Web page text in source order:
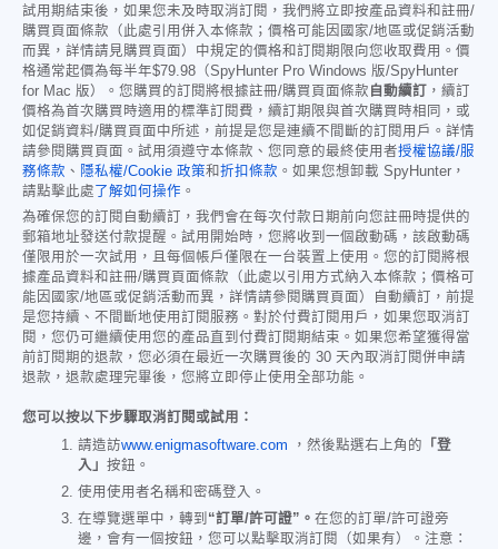
試用期結束後，如果您未及時取消訂閱，我們將立即按產品資料和註冊/
購買頁面條款（此處引用併入本條款；價格可能因國家/地區或促銷活動
而異，詳情請見購買頁面）中規定的價格和訂閱期限向您收取費用。價
格通常起價為每半年$79.98 （SpyHunter Pro Windows 版/SpyHunter
for Mac 版）。您購買的訂閱將根據註冊/購買頁面條款 自動續訂
，續訂
價格為首次購買時適用的標準訂閱費，續訂期限與首次購買時相同，或
如促銷資料/購買頁面中所述，前提是您是連續不間斷的訂閱用戶。詳情
請參閱購買頁面。試用須遵守本條款、您同意的最終使用者授權協議/服
務條款 、 隱私權/Cookie 政策和折扣條款 。如果您想卸載 SpyHunter，
請點擊此處 了解如何操作 。
為確保您的訂閱自動續訂，我們會在每次付款日期前向您註冊時提供的
郵箱地址發送付款提醒。試用開始時，您將收到一個啟動碼，該啟動碼
僅限用於一次試用，且每個帳戶僅限在一台裝置上使用。您的訂閱將根
據產品資料和註冊/購買頁面條款（此處以引用方式納入本條款；價格可
能因國家/地區或促銷活動而異，詳情請參閱購買頁面）自動續訂，前提
是您持續、不間斷地使用訂閱服務。對於付費訂閱用戶，如果您取消訂
閱，您仍可繼續使用您的產品直到付費訂閱期結束。如果您希望獲得當
前訂閱期的退款，您必須在最近一次購買後的 30 天內取消訂閱併申請
退款，退款處理完畢後，您將立即停止使用全部功能。
您可以按以下步驟取消訂閱或試用：
請造訪www.enigmasoftware.com ，然後點選右上角的 「登
入」 按鈕。
使用使用者名稱和密碼登入。
在導覽選單中，轉到 “訂單/許可證”。 在您的訂單/許可證旁
邊，會有一個按鈕，您可以點擊取消訂閱（如果有）。注意：